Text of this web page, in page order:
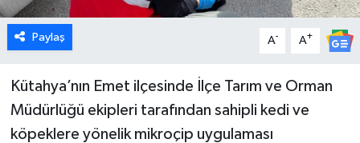
Paylaş A- A+
Kütahya’nın Emet ilçesinde İlçe Tarım ve Orman
Müdürlüğü ekipleri tarafından sahipli kedi ve
köpeklere yönelik mikroçip uygulaması
Gediz
Genel
Gündem
Hisarcık